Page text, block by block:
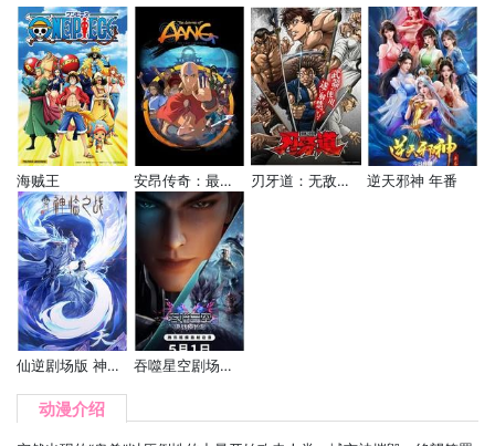
海贼王 安昂传奇：最后的气宗 刃牙道：无敌武士 逆天邪神 年番
仙逆剧场版 神临之战 吞噬星空剧场版 决战原始星
动漫介绍